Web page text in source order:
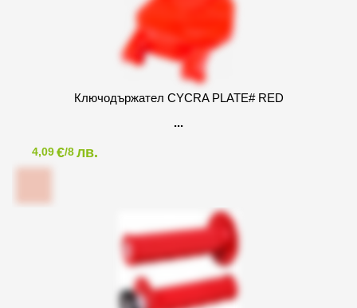
Ключодържател CYCRA PLATE# RED
4,09€/8лв.